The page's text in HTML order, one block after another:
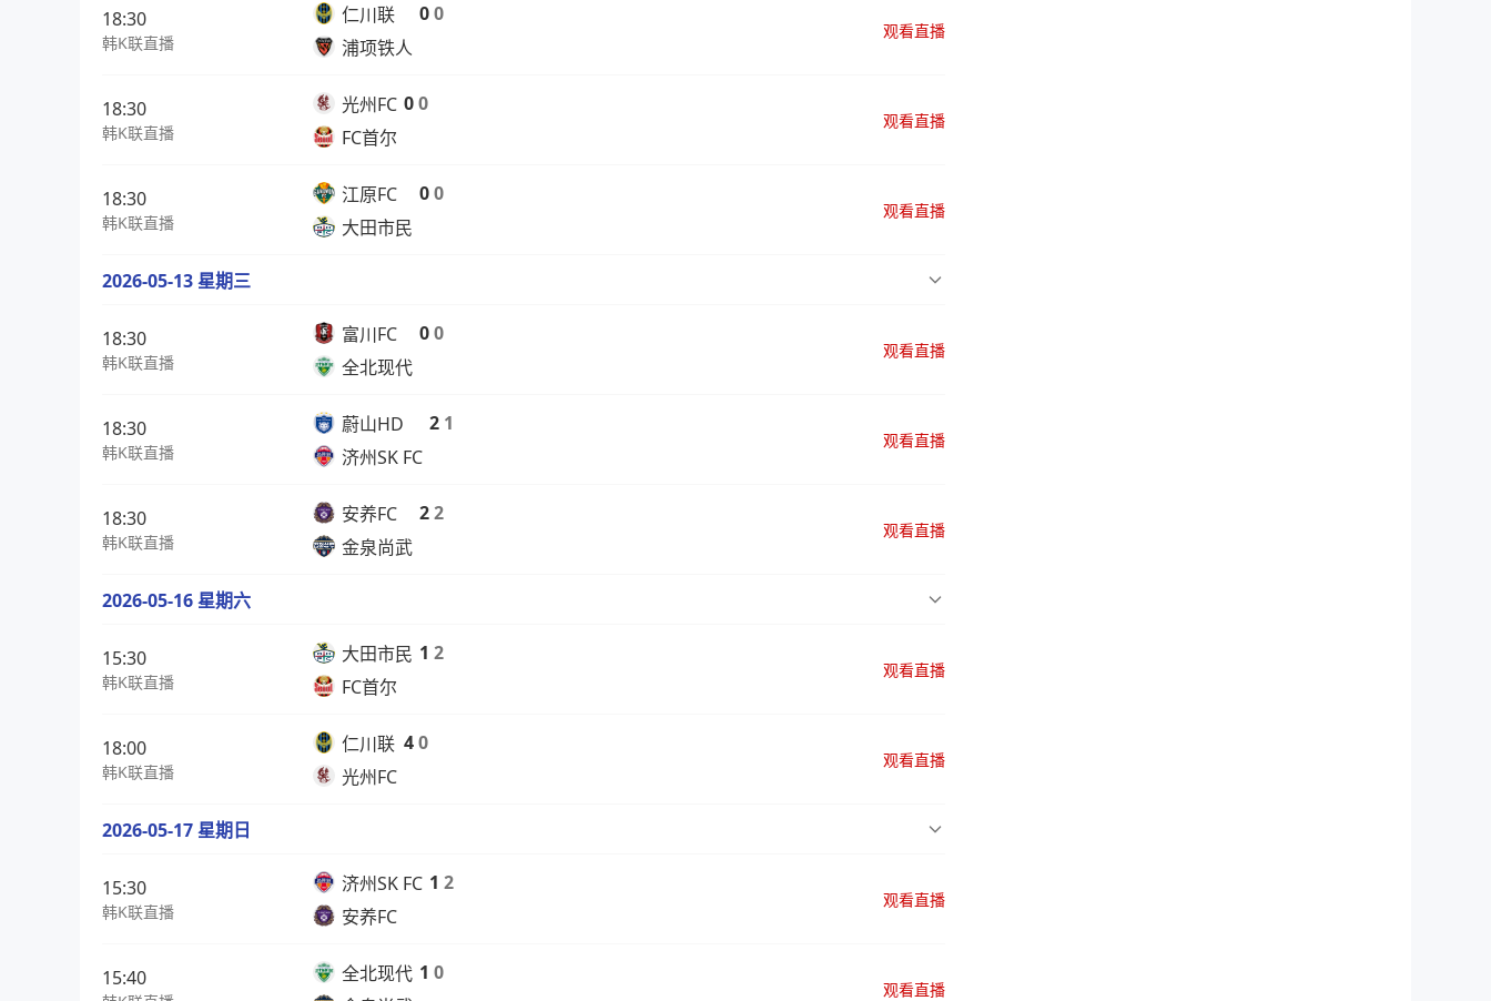
18:30
韩K联直播
仁川联
浦项铁人
00
观看直播
18:30
韩K联直播
光州FC
FC首尔
00
观看直播
18:30
韩K联直播
江原FC
大田市民
00
观看直播
2026-05-13 星期三
18:30
韩K联直播
富川FC
全北现代
00
观看直播
18:30
韩K联直播
蔚山HD
济州SK FC
2 1
观看直播
18:30
韩K联直播
安养FC
金泉尚武
22
观看直播
2026-05-16 星期六
15:30
韩K联直播
大田市民
FC首尔
1 2
观看直播
18:00
韩K联直播
仁川联
光州FC
40
观看直播
2026-05-17 星期日
15:30
韩K联直播
济州SK FC
安养FC
1 2
观看直播
15:40
全北现代 1 0
观看直播